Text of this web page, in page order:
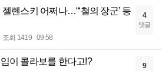
젤렌스키 어쩌나…“‘철의 장군’ 등
조회 1419 09:58
4
댓글
이 콜라보를 한다고!? 9